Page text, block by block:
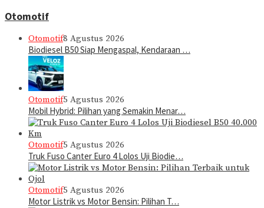
Otomotif
Otomotif8 Agustus 2026
Biodiesel B50 Siap Mengaspal, Kendaraan …
Otomotif5 Agustus 2026
Mobil Hybrid: Pilihan yang Semakin Menar…
Otomotif5 Agustus 2026
Truk Fuso Canter Euro 4 Lolos Uji Biodie…
Otomotif5 Agustus 2026
Motor Listrik vs Motor Bensin: Pilihan T…